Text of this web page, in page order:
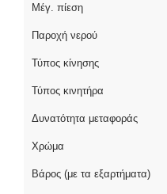
Μέγ. πίεση
Παροχή νερού
Τύπος κίνησης
Τύπος κινητήρα
Δυνατότητα μεταφοράς
Χρώμα
Βάρος (με τα εξαρτήματα)